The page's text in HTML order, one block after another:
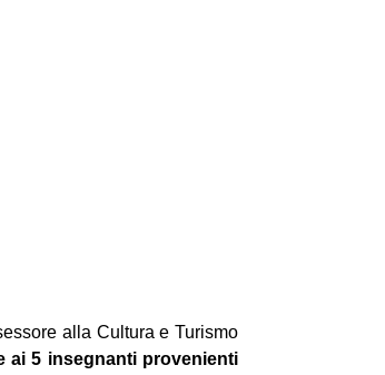
alla Cultura e Turismo
ai 5 insegnanti provenienti